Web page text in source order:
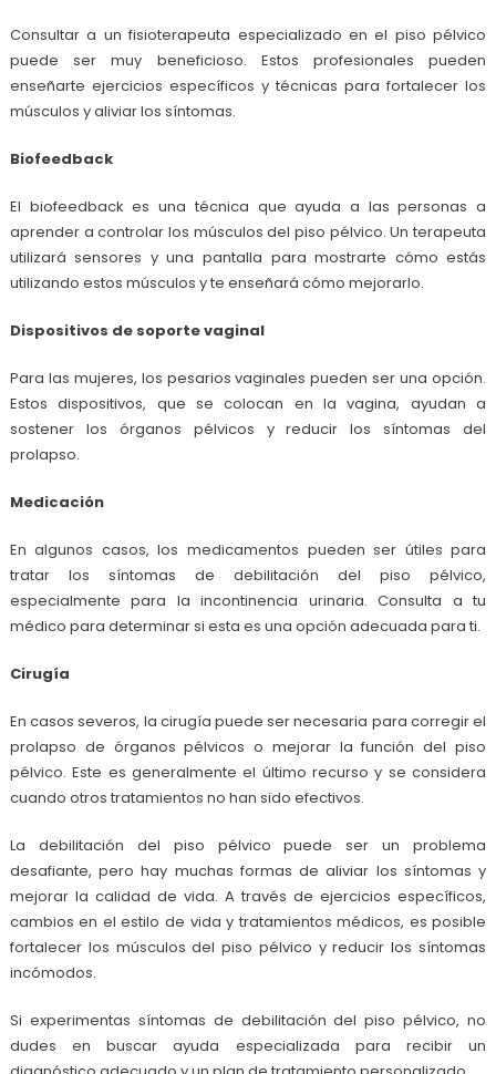
Consultar a un fisioterapeuta especializado en el piso pélvico
puede ser muy beneficioso. Estos profesionales pueden
enseñarte ejercicios específicos y técnicas para fortalecer los
músculos y aliviar los síntomas.
Biofeedback
El biofeedback es una técnica que ayuda a las personas a
aprender a controlar los músculos del piso pélvico. Un terapeuta
utilizará sensores y una pantalla para mostrarte cómo estás
utilizando estos músculos y te enseñará cómo mejorarlo.
Dispositivos de soporte vaginal
Para las mujeres, los pesarios vaginales pueden ser una opción.
Estos dispositivos, que se colocan en la vagina, ayudan a
sostener los órganos pélvicos y reducir los síntomas del
prolapso.
Medicación
En algunos casos, los medicamentos pueden ser útiles para
tratar los síntomas de debilitación del piso pélvico,
especialmente para la incontinencia urinaria. Consulta a tu
médico para determinar si esta es una opción adecuada para ti.
Cirugía
En casos severos, la cirugía puede ser necesaria para corregir el
prolapso de órganos pélvicos o mejorar la función del piso
pélvico. Este es generalmente el último recurso y se considera
cuando otros tratamientos no han sido efectivos.
La debilitación del piso pélvico puede ser un problema
desafiante, pero hay muchas formas de aliviar los síntomas y
mejorar la calidad de vida. A través de ejercicios específicos,
cambios en el estilo de vida y tratamientos médicos, es posible
fortalecer los músculos del piso pélvico y reducir los síntomas
incómodos.
Si experimentas síntomas de debilitación del piso pélvico, no
dudes en buscar ayuda especializada para recibir un